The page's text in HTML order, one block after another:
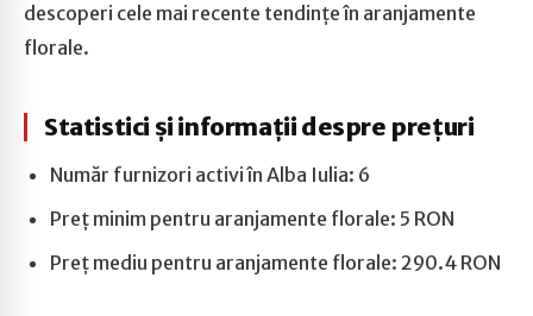
descoperi cele mai recente tendințe în aranjamente
florale.
Statistici și informații despre prețuri
Număr furnizori activi în Alba Iulia: 6
Preț minim pentru aranjamente florale: 5 RON
Preț mediu pentru aranjamente florale: 290.4 RON